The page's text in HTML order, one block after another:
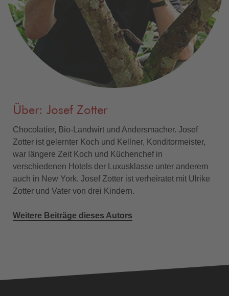
Über: Josef Zotter
Chocolatier, Bio-Landwirt und Andersmacher. Josef
Zotter ist gelernter Koch und Kellner, Konditormeister,
war längere Zeit Koch und Küchenchef in
verschiedenen Hotels der Luxusklasse unter anderem
auch in New York. Josef Zotter ist verheiratet mit Ulrike
Zotter und Vater von drei Kindern.
Weitere Beiträge dieses Autors